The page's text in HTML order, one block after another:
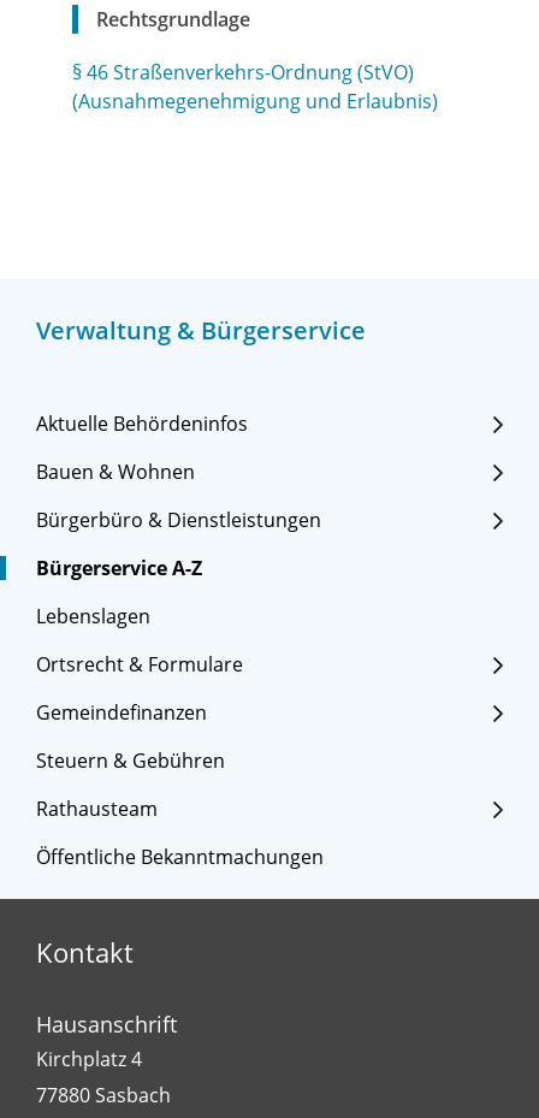
Verwaltung & Bürgerservice
Aktuelle Behördeninfos
Bauen & Wohnen
Bürgerbüro & Dienstleistungen
Bürgerservice A-Z
Lebenslagen
Ortsrecht & Formulare
Gemeindefinanzen
Steuern & Gebühren
Rathausteam
Öffentliche Bekanntmachungen
Rechtsgrundlage
§ 46 Straßenverkehrs-Ordnung (StVO)
(Ausnahmegenehmigung und Erlaubnis)
Kontakt
Hausanschrift
Kirchplatz 4
77880Sasbach